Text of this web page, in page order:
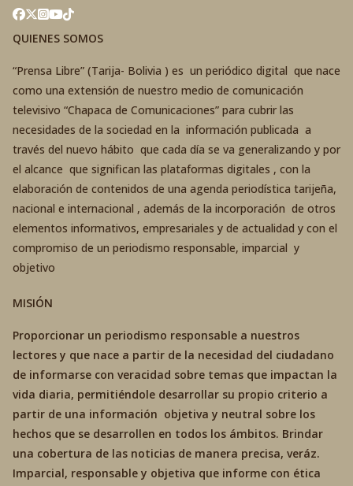
QUIENES SOMOS
“Prensa Libre” (Tarija- Bolivia ) es un periódico digital que nace
como una extensión de nuestro medio de comunicación
televisivo “Chapaca de Comunicaciones” para cubrir las
necesidades de la sociedad en la información publicada a
través del nuevo hábito que cada día se va generalizando y por
el alcance que significan las plataformas digitales , con la
elaboración de contenidos de una agenda periodística tarijeña,
nacional e internacional , además de la incorporación de otros
elementos informativos, empresariales y de actualidad y con el
compromiso de un periodismo responsable, imparcial y
objetivo
MISIÓN
Proporcionar un periodismo responsable a nuestros
lectores y que nace a partir de la necesidad del ciudadano
de informarse con veracidad sobre temas que impactan la
vida diaria, permitiéndole desarrollar su propio criterio a
partir de una información objetiva y neutral sobre los
hechos que se desarrollen en todos los ámbitos. Brindar
una cobertura de las noticias de manera precisa, veráz.
Imparcial, responsable y objetiva que informe con ética